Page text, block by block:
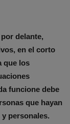
delante,
en el corto
que los
funcione debe
que hayan
personales.